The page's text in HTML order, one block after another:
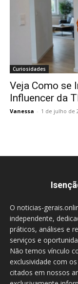
Curiosidades
Veja Como se
Influencer da
Vanessa - 1 de julho de
O noticias-
independente,
práticos, análises e
serviços e
Não temos vínculo
exclusividade com
citados em nossos